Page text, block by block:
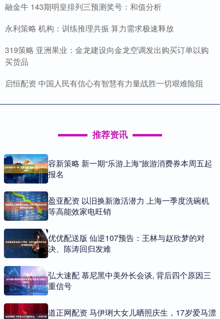
融金牛 143期明皇排列三预测奖号：和值分析
永利策略 机构：训练推理共振 算力需求极速释放
319策略 亚洲果业：金龙建设向金龙空调发出购买订单以购
买货品
启恒配资 中国人民有信心有智慧有力量战胜一切艰难险阻
推荐资讯
容新策略 新一期“乐游上海”旅游消费券本周五起
报名
盈亚配资 以旧换新激活潜力 上海一季度洗碗机
等高能效家电旺销
优优配送版 仙逆107预告：王林与赵欣梦的对
决、陈涛回归发难
弘大速配 慕尼黑中美外长会谈, 背后四个原因三
重信号
道正网配资 马伊琍大女儿晒照庆生，17岁爱马漂